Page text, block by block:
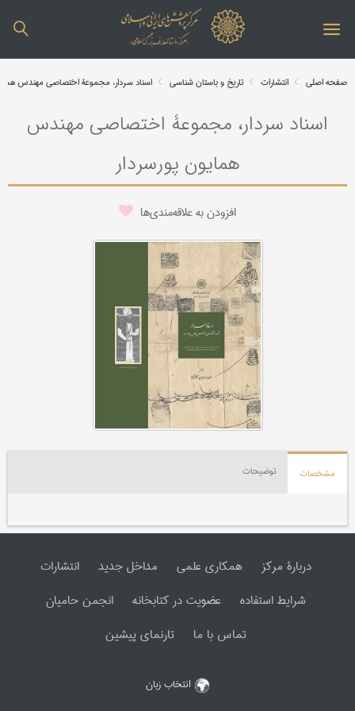
صفحه اصلی انتشارات تاریخ و باستان شناسی اسناد سردار، مجموعۀ اختصاصی مهندس
اسناد سردار، مجموعۀ اختصاصی مهندس
همایون پورسردار
افزودن به علاقه‌مندی‌ها
مشخصات توضیحات
دربارۀ مرکز همکاری علمی مداخل جدید
انتشارات
شرایط استفاده
عضویت در کتابخانه
انجمن حامیان
تماس با ما
تارنمای پیشین
انتخاب زبان